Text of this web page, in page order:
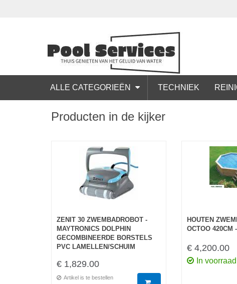
ALLE CATEGORIEËN TECHNIEK
Producten in de kijker
ZENIT 30 ZWEMBADROBOT -
MAYTRONICS DOLPHIN
GECOMBINEERDE BORSTELS
PVC LAMELLEN/SCHUIM
€ 1,829.00
Artikel is te bestellen
HOUTEN
OCTOO 420CM
€ 4,200.00
In voorraad